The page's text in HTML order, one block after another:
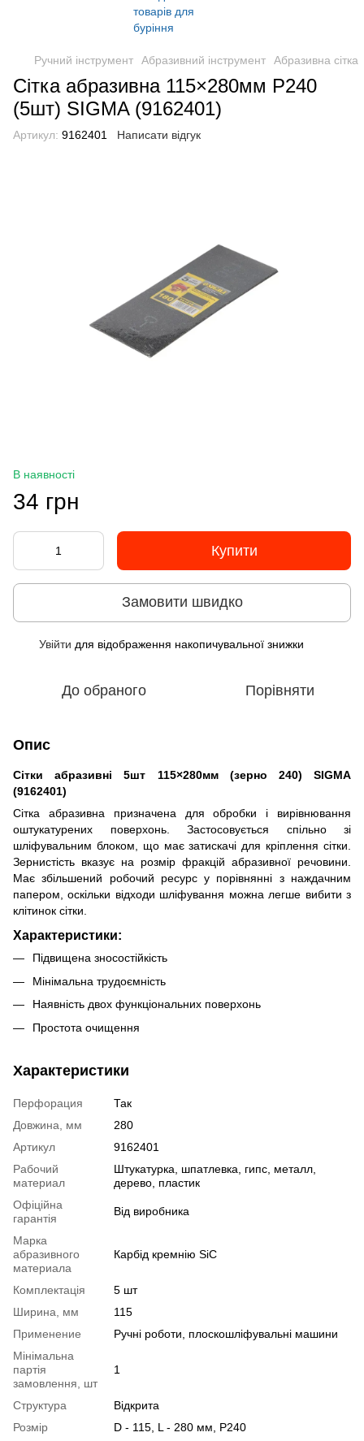
Ручний інструмент Абразивний інструмент Абразивна сітка
Сітка абразивна 115×280мм Р240
(5шт) SIGMA (9162401)
Артикул: 9162401 Написати відгук
В наявності
34 грн
Купити
Замовити швидко
Увійти для відображення накопичувальної знижки
До обраного Порівняти
Опис
Сітки абразивні 5шт 115×280мм (зерно 240) SIGMA
(9162401)
Сітка абразивна призначена для обробки і вирівнювання
оштукатурених поверхонь. Застосовується спільно зі
шліфувальним блоком, що має затискачі для кріплення сітки.
Зернистість вказує на розмір фракцій абразивної речовини.
Має збільшений робочий ресурс у порівнянні з наждачним
папером, оскільки відходи шліфування можна легше вибити з
клітинок сітки.
Характеристики:
Підвищена зносостійкість
Мінімальна трудоємність
Наявність двох функціональних поверхонь
Простота очищення
Характеристики
Перфорация
Так
Довжина, мм
280
Артикул
9162401
Рабочий
материал
Штукатурка, шпатлевка, гипс, металл,
дерево, пластик
Офіційна
гарантія
Від виробника
Марка
абразивного
материала
Карбід кремнію SiC
Комплектація
5 шт
Ширина, мм
115
Применение
Ручні роботи, плоскошліфувальні машини
Мінімальна
партія
замовлення, шт
1
Структура
Відкрита
Розмір
D - 115, L - 280 мм, P240